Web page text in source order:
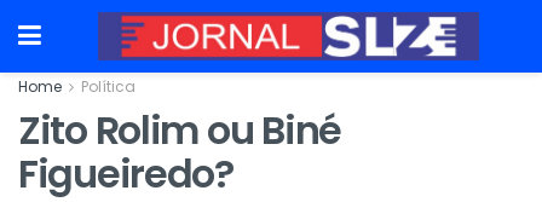
Home Política
Zito Rolim ou Biné
Figueiredo?